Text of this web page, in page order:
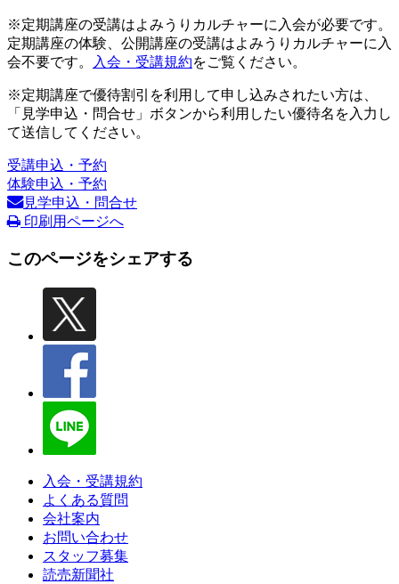
※定期講座の受講はよみうりカルチャーに入会が必要です。
定期講座の体験、公開講座の受講はよみうりカルチャーに入
会不要です。
入会・受講規約をご覧ください。
※定期講座で優待割引を利用して申し込みされたい方は、
「見学申込・問合せ」ボタンから利用したい優待名を入力し
て送信してください。
受講申込・予約
体験申込・予約
見学申込・問合せ
印刷用ページへ
このページをシェアする
入会・受講規約
よくある質問
会社案内
お問い合わせ
スタッフ募集
読売新聞社